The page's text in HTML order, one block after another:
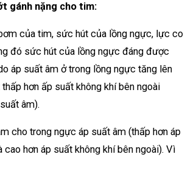
gánh nặng cho tim:
của tim, sức hút của lồng ngực, lực co
đó sức hút của lồng ngực đáng được
áp suất âm ở trong lồng ngực tăng lên
hơn ấp suất không khí bên ngoài
âm).
cho trong ngực áp suất âm (thấp hơn áp
hơn áp suất không khí bên ngoài). Vì